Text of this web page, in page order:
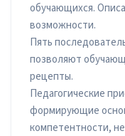
обучающихся.
возможности.
Пять
позволяют
рецепты.
Педагогические
формирующие
компетентности,